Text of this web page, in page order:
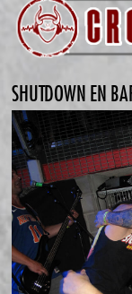
SHUTDOWN EN